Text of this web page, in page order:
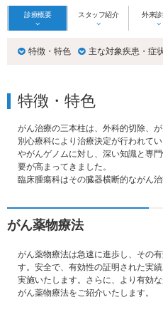
診療概要 スタッフ紹介 外来
特徴・特色 主な対象疾患・症
特徴・特色
がん治療の三本柱は、外科的切除、
別心療科により治療決定が行われて
やがんゲノムに対し、深い知識と専
要が高まってきました。
臨床腫瘍科はその臓器横断的ながん
がん薬物療法
がん薬物療法は急速に進歩し、その
す。安全で、有効性の証明された実
実施いたします。さらに、より有効
がん薬物療法をご紹介いたします。